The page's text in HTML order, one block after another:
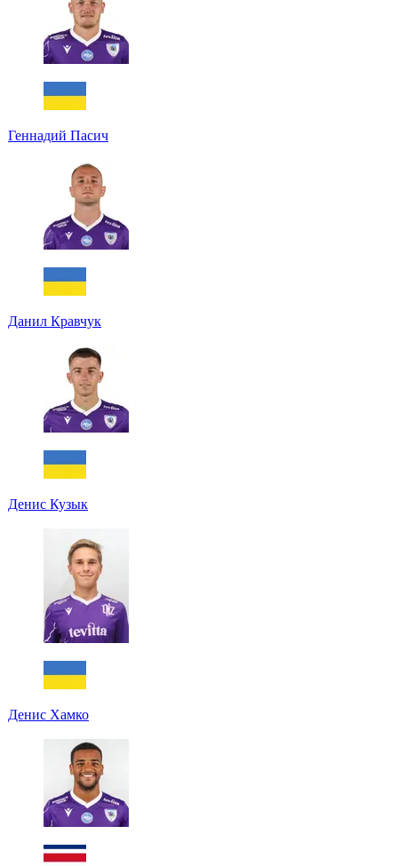
Геннадий Пасич
Данил Кравчук
Денис Кузык
Денис Хамко